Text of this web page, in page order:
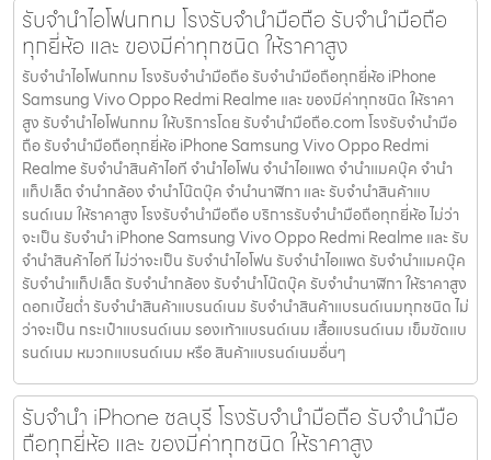
รับจำนำไอโฟนกทม โรงรับจำนำมือถือ รับจำนำมือถือ
ทุกยี่ห้อ และ ของมีค่าทุกชนิด ให้ราคาสูง
รับจำนำไอโฟนกทม โรงรับจำนำมือถือ รับจำนำมือถือทุกยี่ห้อ iPhone
Samsung Vivo Oppo Redmi Realme และ ของมีค่าทุกชนิด ให้ราคา
สูง รับจำนำไอโฟนกทม ให้บริการโดย รับจํานํามือถือ.com โรงรับจำนำมือ
ถือ รับจำนำมือถือทุกยี่ห้อ iPhone Samsung Vivo Oppo Redmi
Realme รับจำนำสินค้าไอที จำนำไอโฟน จำนำไอแพด จำนำแมคบุ๊ค จำนำ
แท็ปเล็ต จำนำกล้อง จำนำโน๊ตบุ๊ค จำนำนาฬิกา และ รับจำนำสินค้าแบ
รนด์เนม ให้ราคาสูง โรงรับจำนำมือถือ บริการรับจำนำมือถือทุกยี่ห้อ ไม่ว่า
จะเป็น รับจำนำ iPhone Samsung Vivo Oppo Redmi Realme และ รับ
จำนำสินค้าไอที ไม่ว่าจะเป็น รับจำนำไอโฟน รับจำนำไอแพด รับจำนำแมคบุ๊ค
รับจำนำแท็ปเล็ต รับจำนำกล้อง รับจำนำโน๊ตบุ๊ค รับจำนำนาฬิกา ให้ราคาสูง
ดอกเบี้ยต่ำ รับจำนำสินค้าแบรนด์เนม รับจำนำสินค้าแบรนด์เนมทุกชนิด ไม่
ว่าจะเป็น กระเป๋าแบรนด์เนม รองเท้าแบรนด์เนม เสื้อแบรนด์เนม เข็มขัดแบ
รนด์เนม หมวกแบรนด์เนม หรือ สินค้าแบรนด์เนมอื่นๆ
รับจำนำ iPhone ชลบุรี โรงรับจำนำมือถือ รับจำนำมือ
ถือทุกยี่ห้อ และ ของมีค่าทุกชนิด ให้ราคาสูง